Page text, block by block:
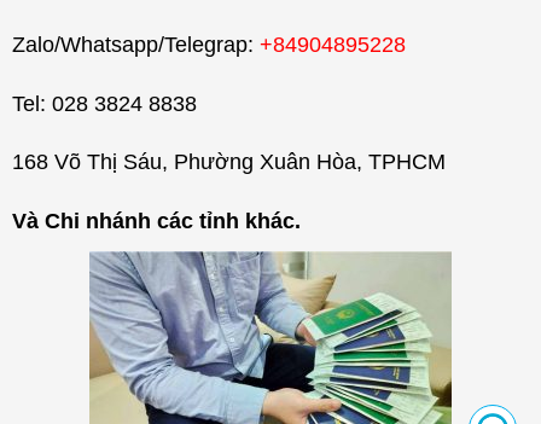
Zalo/Whatsapp/Telegrap: +84904895228
Tel: 028 3824 8838
168 Võ Thị Sáu, Phường Xuân Hòa, TPHCM
Và Chi nhánh các tỉnh khác.